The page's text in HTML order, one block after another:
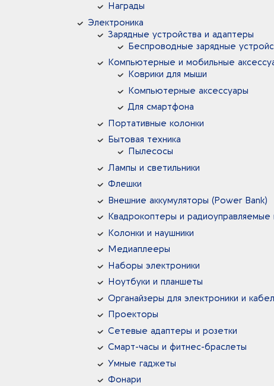
Награды
Электроника
Зарядные устройства и адаптеры
Беспроводные зарядные
Компьютерные и мобильные
Коврики для мыши
Компьютерные аксессуары
Для смартфона
Портативные колонки
Бытовая техника
Пылесосы
Лампы и светильники
Флешки
Внешние аккумуляторы (Power Bank)
Квадрокоптеры и радиоуправляемые
Колонки и наушники
Медиаплееры
Наборы электроники
Ноутбуки и планшеты
Органайзеры для электроники и
Проекторы
Сетевые адаптеры и розетки
Смарт-часы и фитнес-браслеты
Умные гаджеты
Фонари